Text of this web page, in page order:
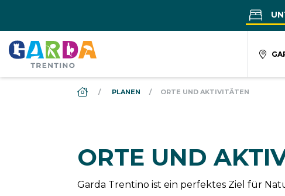
DS_BREADCRUMB.HOME
PLANEN ORTE UND AKTIVITÄTEN
ORTE UND
Garda Trentino ist ein perfektes Ziel für